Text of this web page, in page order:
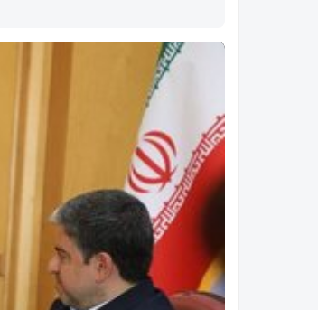
روایت آیت‌الله‌ عاملی از مردی که برای